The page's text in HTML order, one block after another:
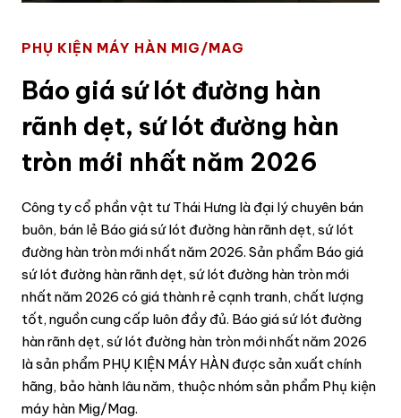
PHỤ KIỆN MÁY HÀN MIG/MAG
Báo giá sứ lót đường hàn
rãnh dẹt, sứ lót đường hàn
tròn mới nhất năm 2026
Công ty cổ phần vật tư Thái Hưng là đại lý chuyên bán
buôn, bán lẻ Báo giá sứ lót đường hàn rãnh dẹt, sứ lót
đường hàn tròn mới nhất năm 2026. Sản phẩm Báo giá
sứ lót đường hàn rãnh dẹt, sứ lót đường hàn tròn mới
nhất năm 2026 có giá thành rẻ cạnh tranh, chất lượng
tốt, nguồn cung cấp luôn đầy đủ. Báo giá sứ lót đường
hàn rãnh dẹt, sứ lót đường hàn tròn mới nhất năm 2026
là sản phẩm PHỤ KIỆN MÁY HÀN được sản xuất chính
hãng, bảo hành lâu năm, thuộc nhóm sản phẩm Phụ kiện
máy hàn Mig/Mag.